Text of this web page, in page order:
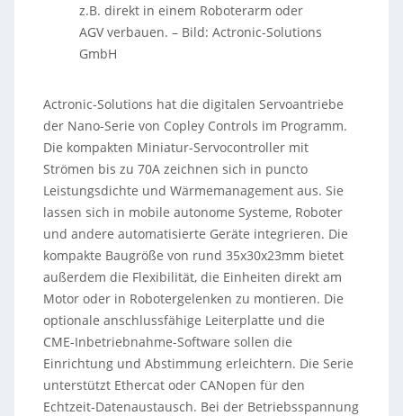
z.B. direkt in einem Roboterarm oder
AGV verbauen.– Bild: Actronic-Solutions
GmbH
Actronic-Solutions hat die digitalen Servoantriebe
der Nano-Serie von Copley Controls im Programm.
Die kompakten Miniatur-Servocontroller mit
Strömen bis zu 70A zeichnen sich in puncto
Leistungsdichte und Wärmemanagement aus. Sie
lassen sich in mobile autonome Systeme, Roboter
und andere automatisierte Geräte integrieren. Die
kompakte Baugröße von rund 35x30x23mm bietet
außerdem die Flexibilität, die Einheiten direkt am
Motor oder in Robotergelenken zu montieren. Die
optionale anschlussfähige Leiterplatte und die
CME-Inbetriebnahme-Software sollen die
Einrichtung und Abstimmung erleichtern. Die Serie
unterstützt Ethercat oder CANopen für den
Echtzeit-Datenaustausch. Bei der Betriebsspannung